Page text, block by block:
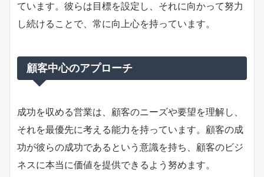
ています。彼らは目標を設定し、それに向かって努力
し続けることで、常に向上心を持っています。
顧客中心のアプローチ
成功を収める営業は、顧客のニーズや要望を理解し、
それを最優先に考える能力を持っています。顧客の成
功が彼らの成功であるという意識を持ち、顧客のビジ
ネスに本当に価値を提供できるよう努めます。